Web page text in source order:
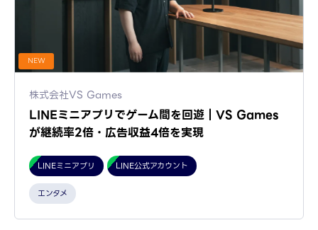
NEW
株式会社VS Games
LINEミニアプリでゲーム間を回遊｜VS Games
が継続率2倍・広告収益4倍を実現
LINEミニアプリ LINE公式アカウント
エンタメ